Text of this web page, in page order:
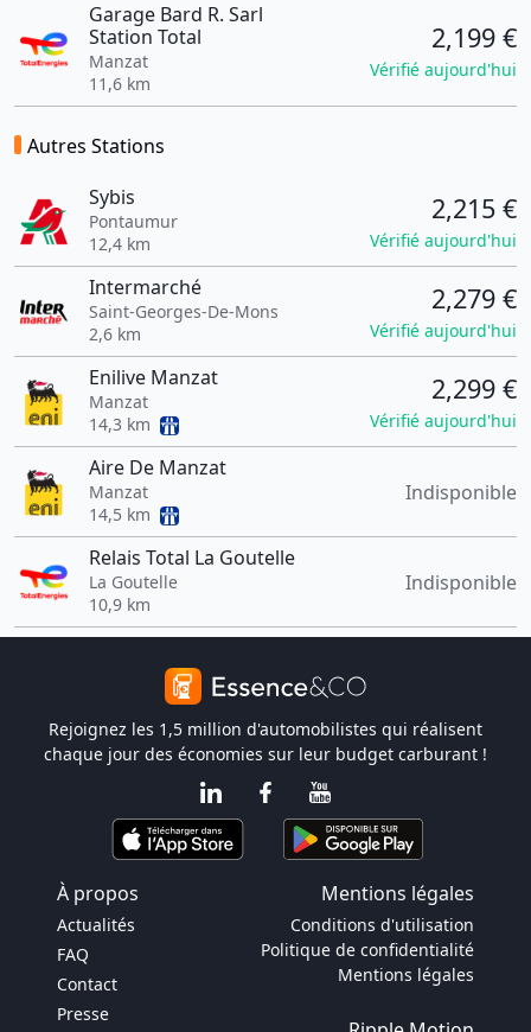
Garage Bard R. Sarl
Station Total
Manzat
11,6 km
2,199 €
Vérifié aujourd'hui
Autres Stations
Sybis
Pontaumur
12,4 km
2,215 €
Vérifié aujourd'hui
Intermarché
Saint-Georges-De-Mons
2,6 km
2,279 €
Vérifié aujourd'hui
Enilive Manzat
Manzat
14,3 km
2,299 €
Vérifié aujourd'hui
Aire De Manzat
Manzat
14,5 km
Indisponible
Relais Total La Goutelle
La Goutelle
10,9 km
Indisponible
Rejoignez les 1,5 million d'automobilistes qui réalisent
chaque jour des économies sur leur budget carburant !
À propos Mentions légales
Actualités
FAQ
Contact
Presse
Conditions d'utilisation
Politique de confidentialité
Mentions légales